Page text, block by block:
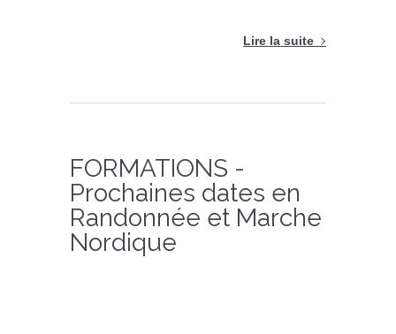
Lire la suite
FORMATIONS -
Prochaines dates en
Randonnée et Marche
Nordique